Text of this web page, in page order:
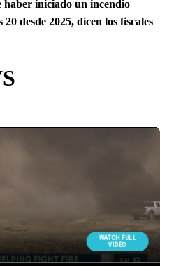
iniciado un incendio
desde 2025, dicen los fiscales